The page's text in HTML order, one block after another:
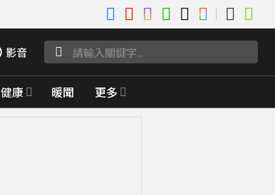
健康 暖聞 更多